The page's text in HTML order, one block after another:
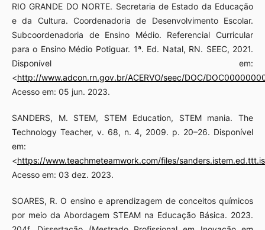
RIO GRANDE DO NORTE. Secretaria de Estado da Educação
e da Cultura. Coordenadoria de Desenvolvimento Escolar.
Subcoordenadoria de Ensino Médio. Referencial Curricular
para o Ensino Médio Potiguar. 1ª. Ed. Natal, RN. SEEC, 2021.
Disponível em:
<http://www.adcon.rn.gov.br/ACERVO/seec/DOC/
Acesso em: 05 jun. 2023.
SANDERS, M. STEM, STEM Education, STEM mania. The
Technology Teacher, v. 68, n. 4, 2009. p. 20–26. Disponível
em:
<https://www.teachmeteamwork.com/files/
Acesso em: 03 dez. 2023.
SOARES, R. O ensino e aprendizagem de conceitos químicos
por meio da Abordagem STEAM na Educação Básica. 2023.